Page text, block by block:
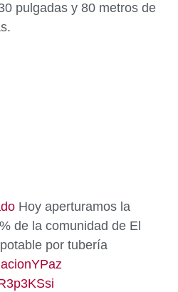
pulgadas y 80 metros de
Hoy aperturamos la
de la comunidad de El
por tubería